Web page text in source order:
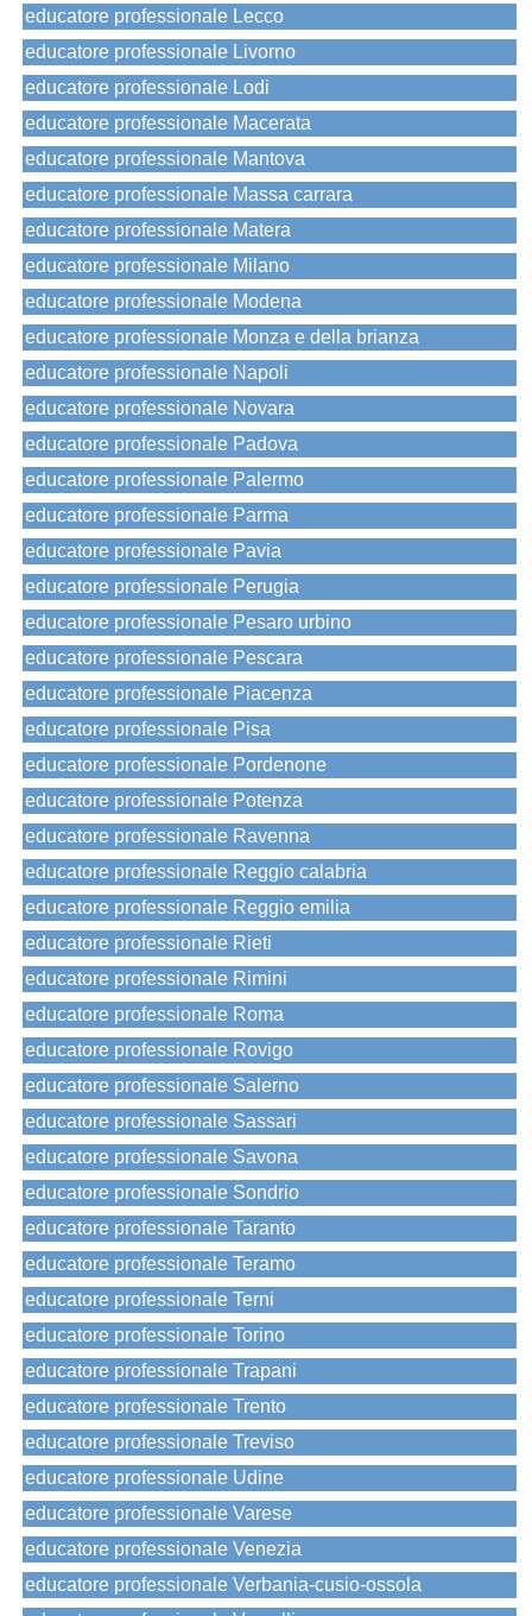
educatore professionale Lecco
educatore professionale Livorno
educatore professionale Lodi
educatore professionale Macerata
educatore professionale Mantova
educatore professionale Massa carrara
educatore professionale Matera
educatore professionale Milano
educatore professionale Modena
educatore professionale Monza e della brianza
educatore professionale Napoli
educatore professionale Novara
educatore professionale Padova
educatore professionale Palermo
educatore professionale Parma
educatore professionale Pavia
educatore professionale Perugia
educatore professionale Pesaro urbino
educatore professionale Pescara
educatore professionale Piacenza
educatore professionale Pisa
educatore professionale Pordenone
educatore professionale Potenza
educatore professionale Ravenna
educatore professionale Reggio calabria
educatore professionale Reggio emilia
educatore professionale Rieti
educatore professionale Rimini
educatore professionale Roma
educatore professionale Rovigo
educatore professionale Salerno
educatore professionale Sassari
educatore professionale Savona
educatore professionale Sondrio
educatore professionale Taranto
educatore professionale Teramo
educatore professionale Terni
educatore professionale Torino
educatore professionale Trapani
educatore professionale Trento
educatore professionale Treviso
educatore professionale Udine
educatore professionale Varese
educatore professionale Venezia
educatore professionale Verbania-cusio-ossola